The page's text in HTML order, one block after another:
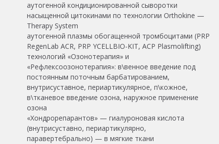
аутогенной кондиционированной сыворотки
насыщенной цитокинами по технологии Orthokine —
Therapy System
аутогенной плазмы обогащенной тромбоцитами (PRP
RegenLab ACR, PRP YCELLBIO-KIT, ACP Plasmolifting)
технологий «Озонотерапия» и
«Рефлексоозонотерапия»: в\венное введение под
постоянным поточным барбатированием,
внутрисуставное, периартикулярное, п\кожное,
в\тканевое введение озона, наружное применение
озона
«Хондрорепарантов» — гиалуроновая кислота
(внутрисуставно, периартикулярно,
паравертебрально) — в мягкие ткани